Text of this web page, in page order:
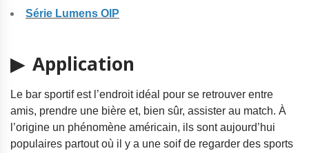
Série Lumens OIP
▶ Application
Le bar sportif est l’endroit idéal pour se retrouver entre
amis, prendre une bière et, bien sûr, assister au match. À
l’origine un phénomène américain, ils sont aujourd’hui
populaires partout où il y a une soif de regarder des sports